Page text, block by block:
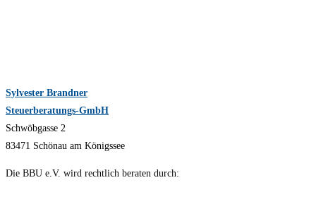
Sylvester Brandner
Steuerberatungs-GmbH
Schwöbgasse 2
83471 Schönau am Königssee
Die BBU e.V. wird rechtlich beraten durch: